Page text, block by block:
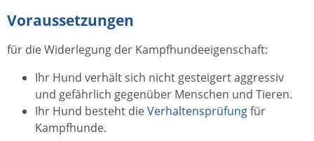
Voraussetzungen
für die Widerlegung der Kampfhundeeigenschaft:
Ihr Hund verhält sich nicht gesteigert aggressiv
und gefährlich gegenüber Menschen und Tieren.
Ihr Hund besteht dieVerhaltensprüfungfür
Kampfhunde.